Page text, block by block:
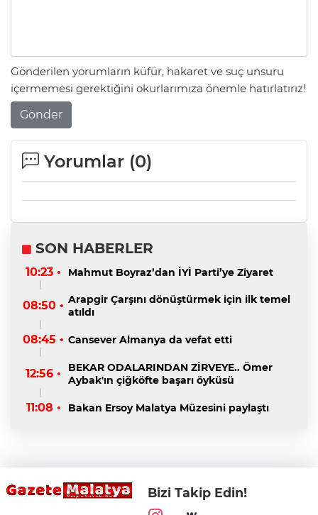
Gönderilen yorumların küfür, hakaret ve suç unsuru
içermemesi gerektiğini okurlarımıza önemle hatırlatırız!
Gönder
Yorumlar (0)
SON HABERLER
10:23 • Mahmut Boyraz’dan İYİ Parti’ye Ziyaret
08:50 • Arapgir Çarşını dönüştürmek için ilk temel
atıldı
08:45 • Cansever Almanya da vefat etti
12:56 •
BEKAR ODALARINDAN ZİRVEYE.. Ömer
Aybak'ın çiğköfte başarı öyküsü
11:08 • Bakan Ersoy Malatya Müzesini paylaştı
Bizi Takip Edin!